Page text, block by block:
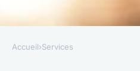
Accueil›Services